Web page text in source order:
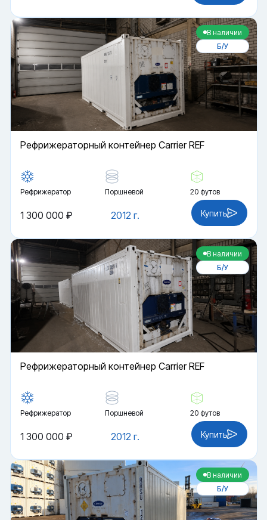
В наличии
Б/У
Рефрижераторный контейнер Carrier REF
Рефрижератор Поршневой 20 футов
2012 г.
1 300 000 ₽ Купить
В наличии
Б/У
Рефрижераторный контейнер Carrier REF
Рефрижератор Поршневой 20 футов
2012 г.
1 300 000 ₽ Купить
В наличии
Б/У